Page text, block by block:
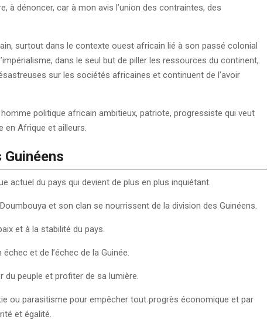
à dénoncer, car à mon avis l’union des contraintes, des
surtout dans le contexte ouest africain lié à son passé colonial
dans le seul but de piller les ressources du continent,
sur les sociétés africaines et continuent de l’avoir
politique africain ambitieux, patriote, progressiste qui veut
en Afrique et ailleurs.
du pays qui devient de plus en plus inquiétant.
et son clan se nourrissent de la division des Guinéens.
et à la stabilité du pays.
et de l’échec de la Guinée.
du peuple et profiter de sa lumière.
ou parasitisme pour empêcher tout progrès économique et par
et égalité.